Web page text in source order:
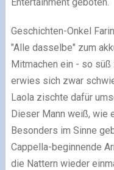
Geschichten-Onkel
"Alle dasselbe" zum
Mitmachen ein - so süß
erwies sich zwar
Laola zischte dafür
Dieser Mann weiß, wie
Besonders im Sinne
Cappella-beginnende
die Nattern wieder